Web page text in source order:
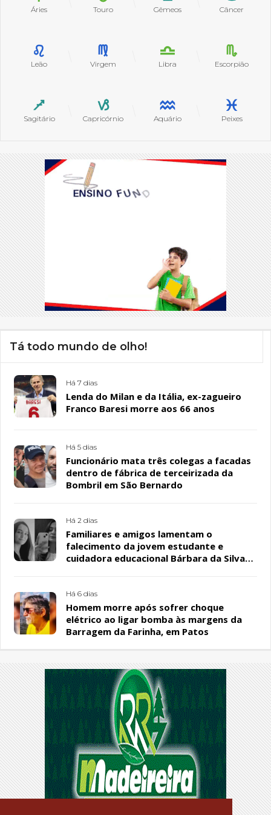
Áries Touro Gêmeos Câncer
Leão Virgem Libra Escorpião
Sagitário Capricórnio Aquário Peixes
Tá todo mundo de olho!
Há 7 dias
Lenda do Milan e da Itália, ex-zagueiro
Franco Baresi morre aos 66 anos
Há 5 dias
Funcionário mata três colegas a facadas
dentro de fábrica de terceirizada da
Bombril em São Bernardo
Há 2 dias
Familiares e amigos lamentam o
falecimento da jovem estudante e
cuidadora educacional Bárbara da Silva
Há 6 dias
Homem morre após sofrer choque
elétrico ao ligar bomba às margens da
Barragem da Farinha, em Patos